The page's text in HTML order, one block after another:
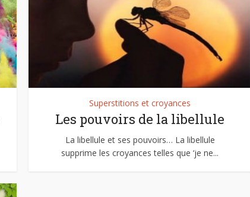
Superstitions et croyances
Les pouvoirs de la libellule
La libellule et ses pouvoirs… La libellule
supprime les croyances telles que ‘je ne...